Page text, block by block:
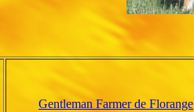
Gentleman Farmer de Florange